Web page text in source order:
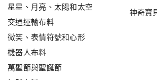
星星、月亮、太陽和太空
交通運輸布料
微笑、表情符號和心形
機器人布料
萬聖節與聖誕節
神奇寶